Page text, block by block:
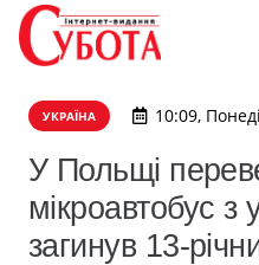
УКРАЇНА 10:09,
У Польщі
мікроавтобус з
загинув 13-